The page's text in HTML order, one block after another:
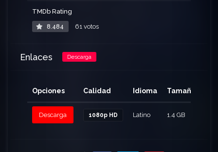
TMDb Rating
8.484 61 votos
Enlaces Descarga
Opciones Calidad Idioma Tamaño
Descarga 1080p HD Latino 1.4 GB